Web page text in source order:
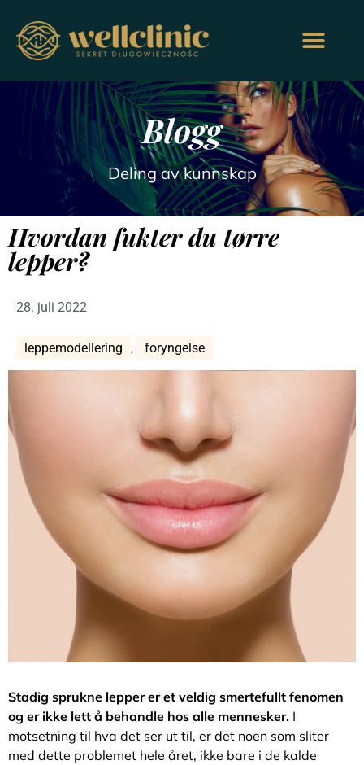
Blogg
Deling av kunnskap
Hvordan fukter du tørre
lepper?
28. juli 2022
leppemodellering , foryngelse
Stadig sprukne lepper er et veldig smertefullt fenomen
og er ikke lett å behandle hos alle mennesker. I
motsetning til hva det ser ut til, er det noen som sliter
med dette problemet hele året, ikke bare i de kalde